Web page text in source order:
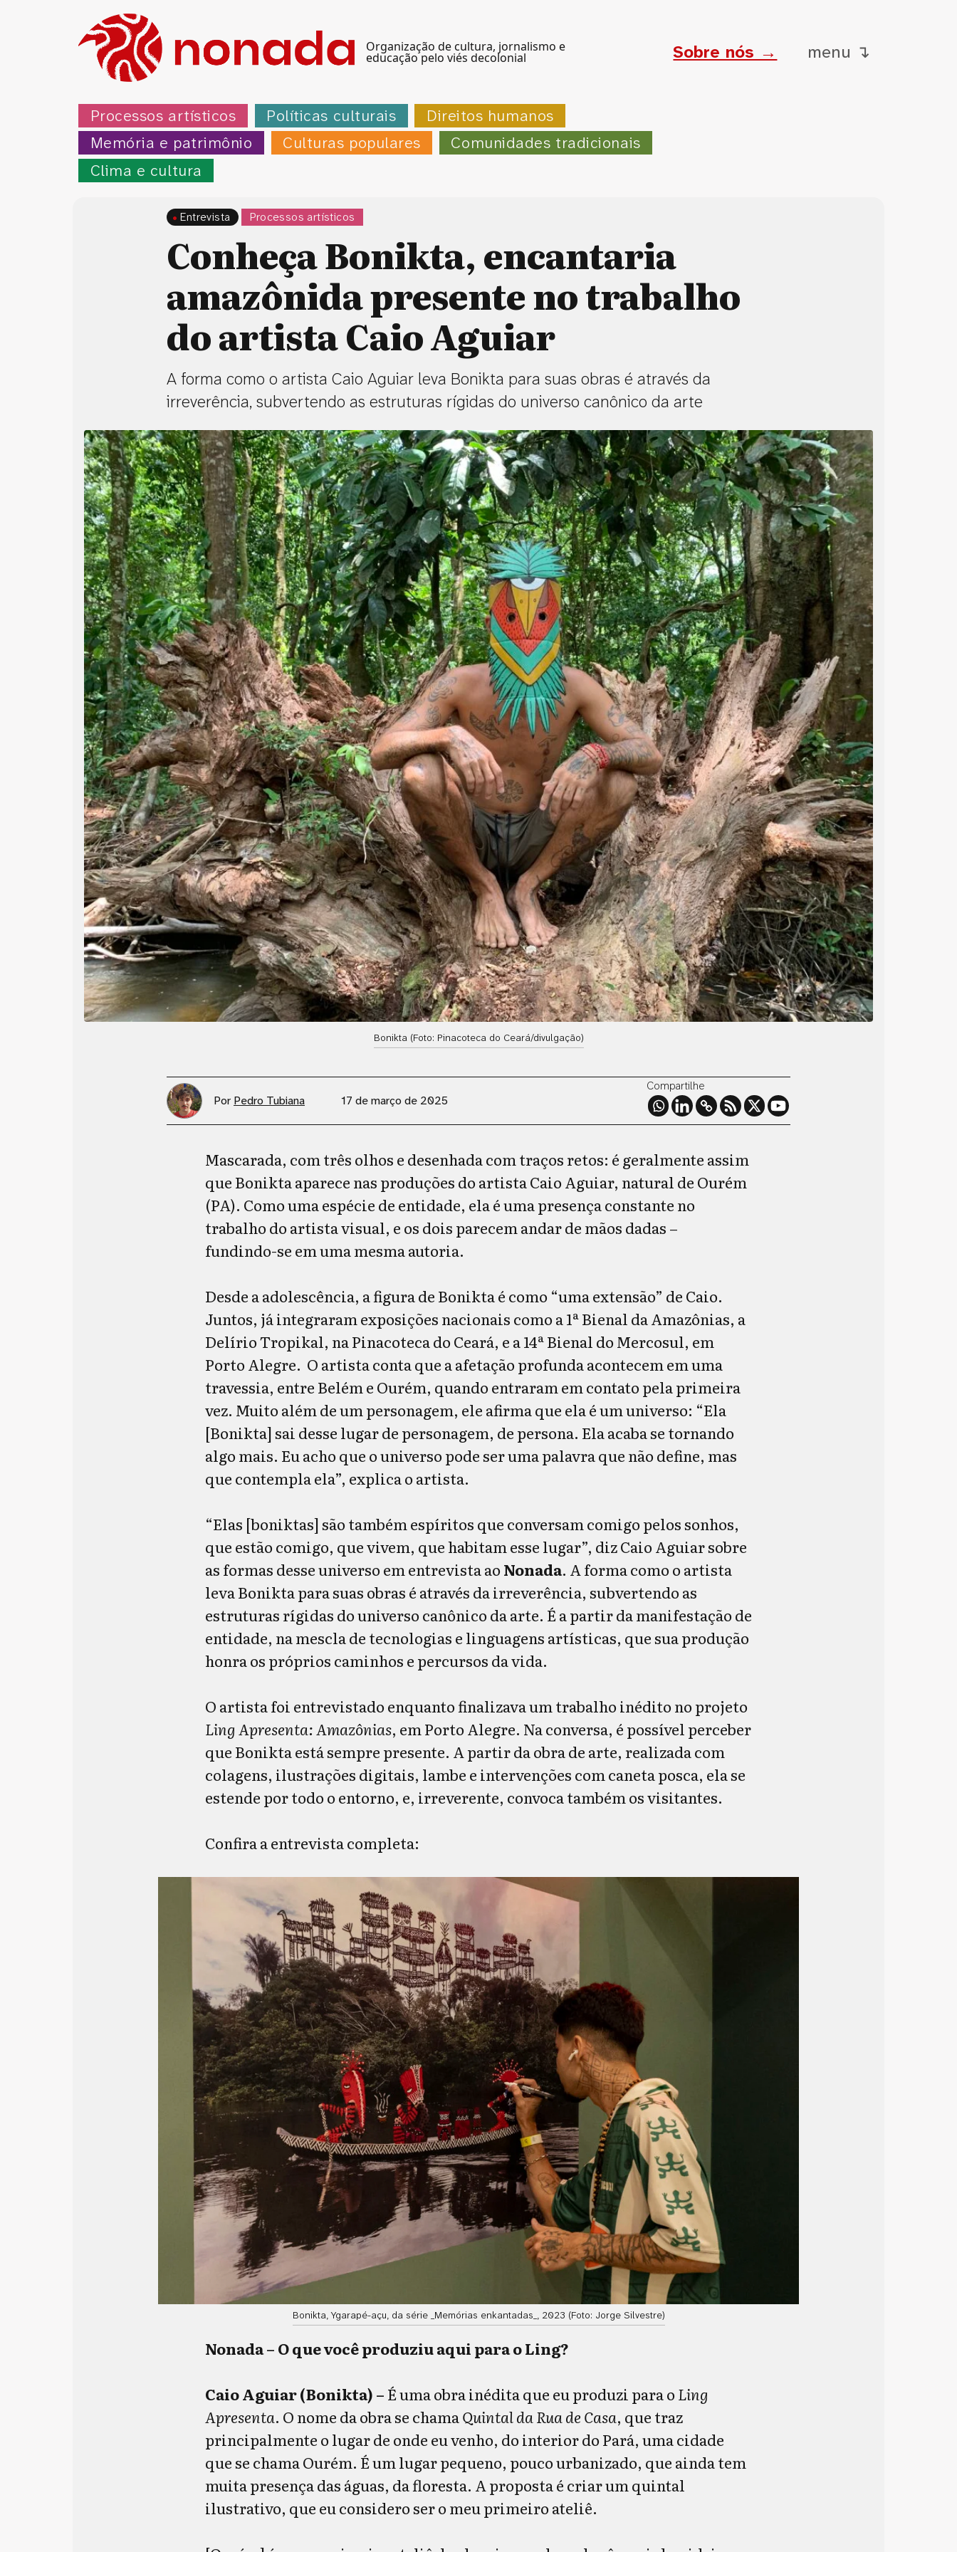
Organização de cultura, jornalismo e
educação pelo viés decolonial Sobre nós → menu ↴
Processos artísticos Políticas culturais
Direitos humanos
Memória e patrimônio
Culturas populares
Comunidades tradicionais
Clima e cultura
Entrevista Processos artísticos
Conheça Bonikta, encantaria
amazônida presente no trabalho
do artista Caio Aguiar
A forma como o artista Caio Aguiar leva Bonikta para suas obras é através da
irreverência, subvertendo as estruturas rígidas do universo canônico da arte
Bonikta (Foto: Pinacoteca do Ceará/divulgação)
Por Pedro Tubiana 17 de março de 2025
Compartilhe
Mascarada, com três olhos e desenhada com traços retos: é geralmente assim
que Bonikta aparece nas produções do artista Caio Aguiar, natural de Ourém
(PA). Como uma espécie de entidade, ela é uma presença constante no
trabalho do artista visual, e os dois parecem andar de mãos dadas –
fundindo-se em uma mesma autoria.
Desde a adolescência, a figura de Bonikta é como “uma extensão” de Caio.
Juntos, já integraram exposições nacionais como a 1ª Bienal da Amazônias, a
Delírio Tropikal, na Pinacoteca do Ceará, e a 14ª Bienal do Mercosul, em
Porto Alegre. O artista conta que a afetação profunda acontecem em uma
travessia, entre Belém e Ourém, quando entraram em contato pela primeira
vez. Muito além de um personagem, ele afirma que ela é um universo: “Ela
[Bonikta] sai desse lugar de personagem, de persona. Ela acaba se tornando
algo mais. Eu acho que o universo pode ser uma palavra que não define, mas
que contempla ela”, explica o artista.
“Elas [boniktas] são também espíritos que conversam comigo pelos sonhos,
que estão comigo, que vivem, que habitam esse lugar”, diz Caio Aguiar sobre
as formas desse universo em entrevista aoNonada. A forma como o artista
leva Bonikta para suas obras é através da irreverência, subvertendo as
estruturas rígidas do universo canônico da arte. É a partir da manifestação de
entidade, na mescla de tecnologias e linguagens artísticas, que sua produção
honra os próprios caminhos e percursos da vida.
O artista foi entrevistado enquanto finalizava um trabalho inédito no projeto
Ling Apresenta: Amazônias, em Porto Alegre. Na conversa, é possível perceber
que Bonikta está sempre presente. A partir da obra de arte, realizada com
colagens, ilustrações digitais, lambe e intervenções com caneta posca, ela se
estende por todo o entorno, e, irreverente, convoca também os visitantes.
Confira a entrevista completa:
Bonikta, Ygarapé-açu, da série _Memórias enkantadas_, 2023 (Foto: Jorge Silvestre)
Nonada – O que você produziu aqui para o Ling?
Caio Aguiar (Bonikta) –É uma obra inédita que eu produzi para oLing
Apresenta. O nome da obra se chamaQuintal da Rua de Casa, que traz
principalmente o lugar de onde eu venho, do interior do Pará, uma cidade
que se chama Ourém. É um lugar pequeno, pouco urbanizado, que ainda tem
muita presença das águas, da floresta. A proposta é criar um quintal
ilustrativo, que eu considero ser o meu primeiro ateliê.